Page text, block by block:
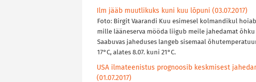
Ilm jääb muutlikuks kuni kuu lõpuni (03.07.2017)
Foto: Birgit Vaarandi Kuu esimesel kolmandikul
mille lääneserva mööda liigub meile jahedamat
Saabuvas jaheduses langeb sisemaal
17°C, alates 8.07. kuni 21°C.
USA ilmateenistus prognoosib keskmisest
(01.07.2017)